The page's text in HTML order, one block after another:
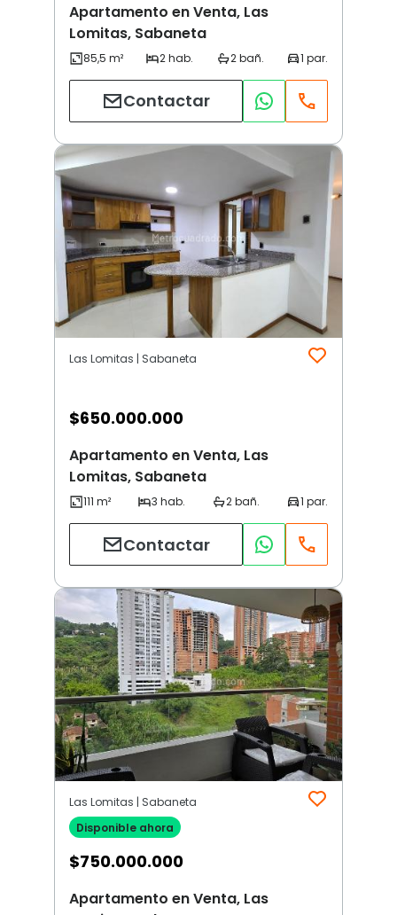
Apartamento en Venta, Las
Lomitas, Sabaneta
Contactar
Las Lomitas | Sabaneta
$650.000.000
Apartamento en Venta, Las
Lomitas, Sabaneta
Contactar
Las Lomitas | Sabaneta
Disponible ahora
$750.000.000
Apartamento en Venta, Las